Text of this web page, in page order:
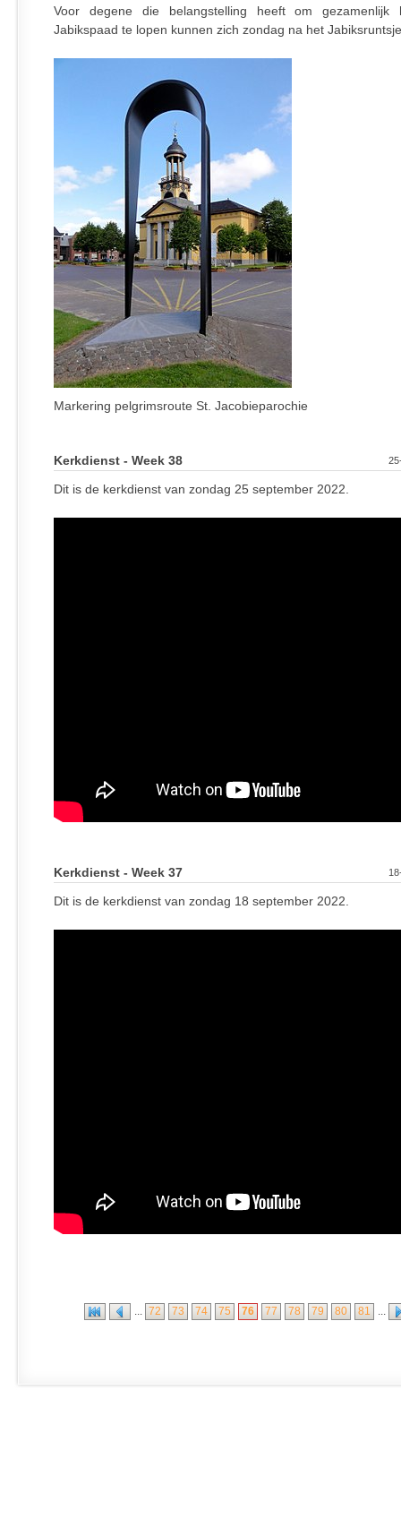
Voor degene die belangstelling heeft om gezamenlijk
Jabikspaad te lopen kunnen zich zondag na het
Markering pelgrimsroute St. Jacobieparochie
Kerkdienst - Week 38
Dit is de kerkdienst van zondag 25 september 2022.
Kerkdienst - Week 37
Dit is de kerkdienst van zondag 18 september 2022.
... 72 73 74 75 76 77 78 79 80 81 ...